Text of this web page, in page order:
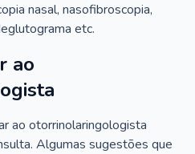
nasal, nasofibroscopia,
etc.
ao
ao otorrinolaringologista
Algumas sugestões que